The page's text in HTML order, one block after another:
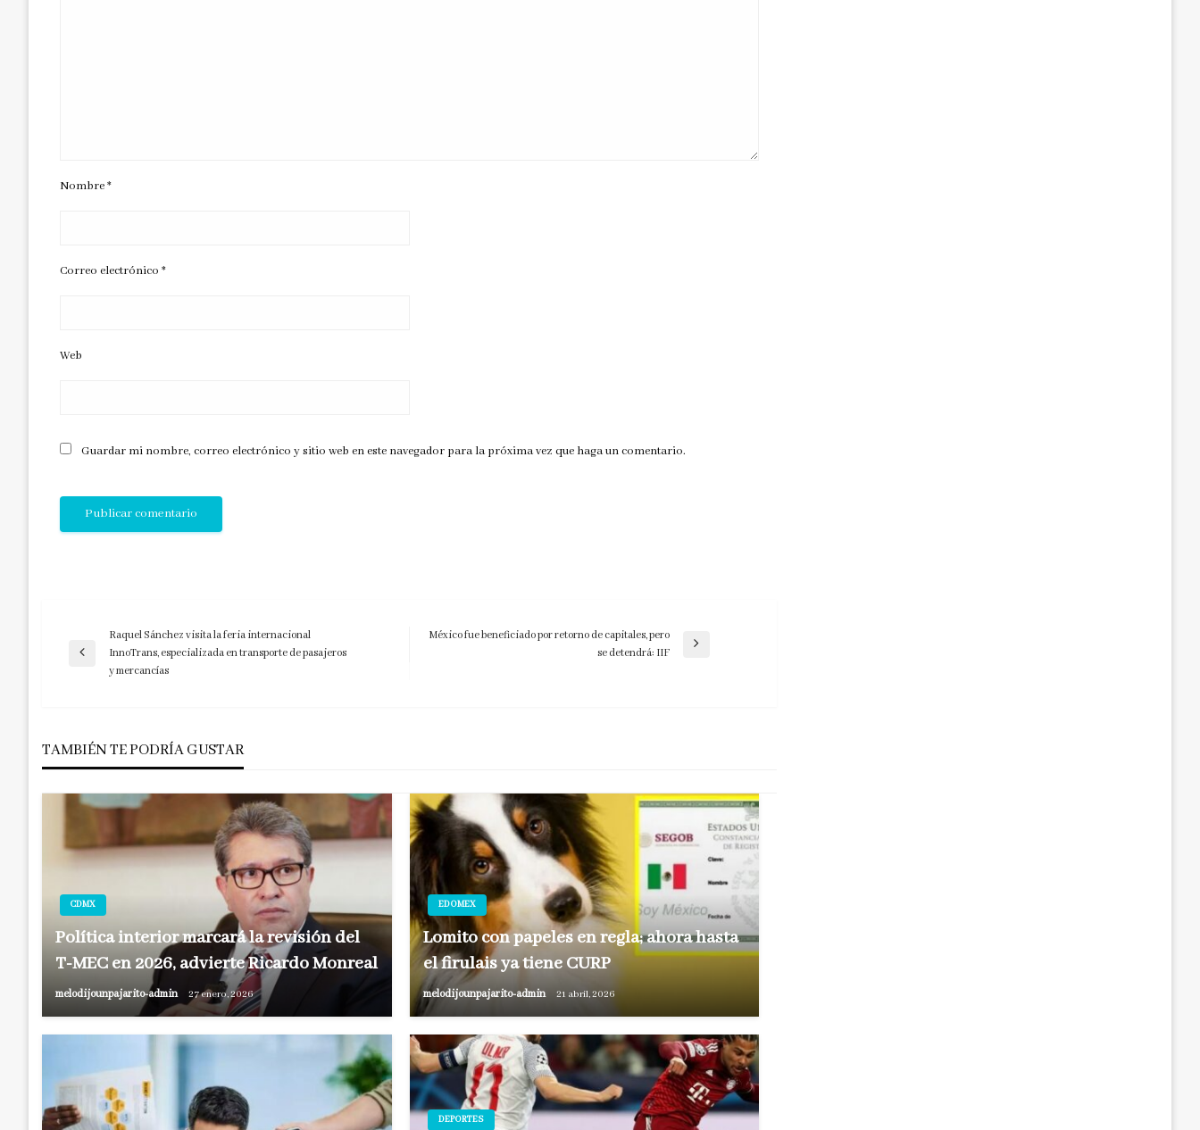
Nombre*
Correo electrónico *
Web
Guardar mi nombre, correo electrónico y sitio web en este navegador para la próxima vez que haga un comentario.
Navegación
entradas
Entrada
Raquel Sánchez visita la feria internacional
InnoTrans, especializada en transporte de pasajeros
y mercancías
México fue beneficiado por retorno de capitales, pero
se detendrá: IIF
TAMBIÉN TE PODRÍA GUSTAR
CDMX
Política interior marcará la revisión del
T-MEC en 2026, advierte Ricardo Monreal
melodijounpajarito-admin 27 enero, 2026
EDOMEX
Lomito con papeles en regla; ahora hasta
el firulais ya tiene CURP
melodijounpajarito-admin 21 abril, 2026
DEPORTES